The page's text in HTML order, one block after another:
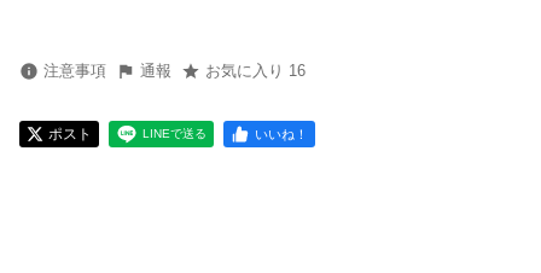
注意事項 通報 お気に入り 16
ポスト LINEで送る いいね！